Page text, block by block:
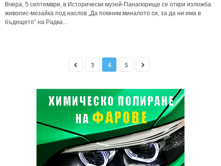
Вчера, 5 септември, в Исторически музей-Панагюрище се откри изложба
живопис-мозайка под наслов „Да помним миналото си, за да ни има в
бъдещето” на Радка...
3 4 5